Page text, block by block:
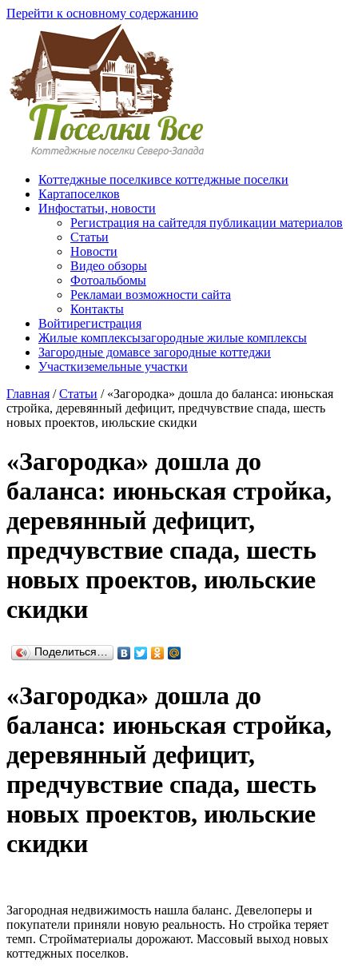
Перейти к основному содержанию
Коттеджные поселкивсе коттеджные поселки
Картапоселков
Инфостатьи, новости
Регистрация на сайтедля публикации материалов
Статьи
Новости
Видео обзоры
Фотоальбомы
Рекламаи возможности сайта
Контакты
Войтирегистрация
Жилые комплексызагородные жилые комплексы
Загородные домавсе загородные коттеджи
Участкиземельные участки
Главная / Статьи /«Загородка» дошла до баланса: июньская
стройка, деревянный дефицит, предчувствие спада, шесть
новых проектов, июльские скидки
«Загородка» дошла до
баланса: июньская стройка,
деревянный дефицит,
предчувствие спада, шесть
новых проектов, июльские
скидки
Поделиться…
«Загородка» дошла до
баланса: июньская стройка,
деревянный дефицит,
предчувствие спада, шесть
новых проектов, июльские
скидки
Загородная недвижимость нашла баланс. Девелоперы и
покупатели приняли новую реальность. Но стройка теряет
темп. Стройматериалы дорожают. Массовый выход новых
коттеджных поселков.